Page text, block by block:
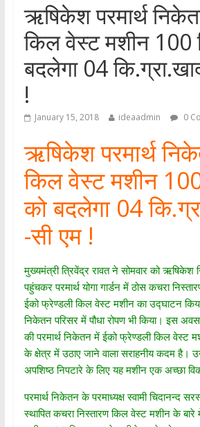
ऋषिकेश परमार्थ
किल वेस्ट मशीन 100
बदलेगा 04
!
January 15, 2018 ideaadmin 0
ऋषिकेश परमार्थ
किल वेस्ट मशीन
को बदलेगा 04
-सी एम !
मुख्यमंत्री त्रिवेंद्र रावत ने सोमवार को ऋषिकेश
पहुंचकर परमार्थ योगा गार्डन में ठोस कचरा
ईको फ्रेण्डली किल वेस्ट मशीन का उद्घाटन
निकेतन परिसर में पौधा रोपण भी किया। इस
की परमार्थ निकेतन में ईको फ्रेण्डली किल वेस्ट
के क्षेत्र में उठाए जाने वाला सराहनीय कदम है।
अपशिष्ठ निपटारे के लिए यह मशीन एक अच्छा
परमार्थ निकेतन के परमाध्यक्ष स्वामी चिदानन्द
स्थापित कचरा निस्तारण किल वेस्ट मशीन के बारे